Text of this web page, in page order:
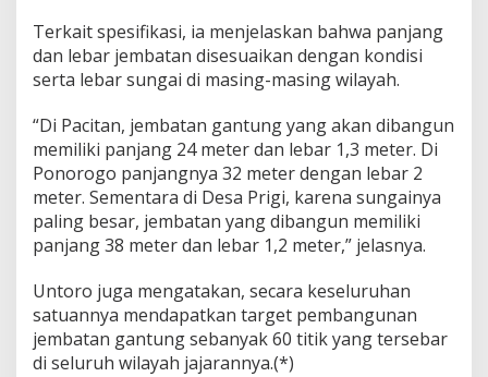
Terkait spesifikasi, ia menjelaskan bahwa panjang
dan lebar jembatan disesuaikan dengan kondisi
serta lebar sungai di masing-masing wilayah.
“Di Pacitan, jembatan gantung yang akan dibangun
memiliki panjang 24 meter dan lebar 1,3 meter. Di
Ponorogo panjangnya 32 meter dengan lebar 2
meter. Sementara di Desa Prigi, karena sungainya
paling besar, jembatan yang dibangun memiliki
panjang 38 meter dan lebar 1,2 meter,” jelasnya.
Untoro juga mengatakan, secara keseluruhan
satuannya mendapatkan target pembangunan
jembatan gantung sebanyak 60 titik yang tersebar
di seluruh wilayah jajarannya.(*)